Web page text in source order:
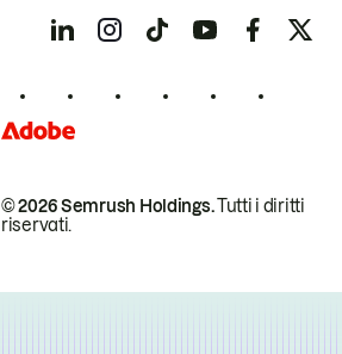
© 2026 Semrush Holdings.Tutti i diritti
riservati.